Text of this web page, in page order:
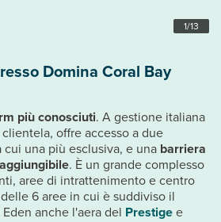
1/13
Domina Coral Bay
più conosciuti. A gestione italiana
offre accesso a due
una più esclusiva, e una barriera
. È un grande complesso
aree di intrattenimento e centro
6 aree in cui è suddiviso il
anche l'aera del Prestigee